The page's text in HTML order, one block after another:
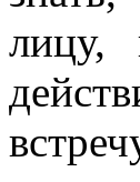
лицу,